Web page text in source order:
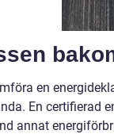
en
En certifierad
annat